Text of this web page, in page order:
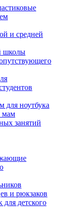
и средней
школы
для ноутбука
мам
занятий
и рюкзаков
детского